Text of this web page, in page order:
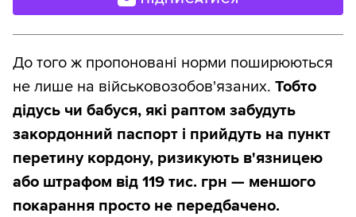
До того ж пропоновані норми поширюються
не лише на військовозобов'язаних. Тобто
дідусь чи бабуся, які раптом забудуть
закордонний паспорт і прийдуть на пункт
перетину кордону, ризикують в'язницею
або штрафом від 119 тис. грн — меншого
покарання просто не передбачено.